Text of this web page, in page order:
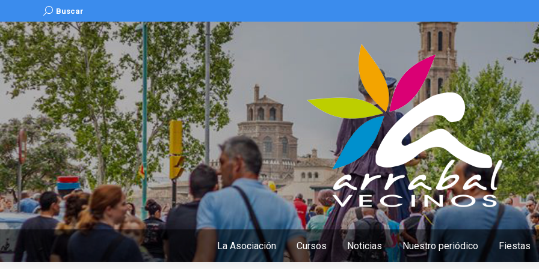
Buscar:
Buscar
La Asociación Cursos Noticias Nuestro periódico Fiestas